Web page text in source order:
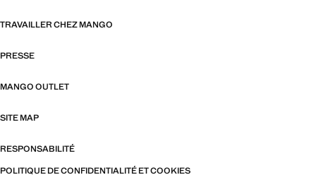
TRAVAILLER CHEZ MANGO
PRESSE
MANGO OUTLET
SITE MAP
RESPONSABILITÉ
POLITIQUE DE CONFIDENTIALITÉ ET COOKIES